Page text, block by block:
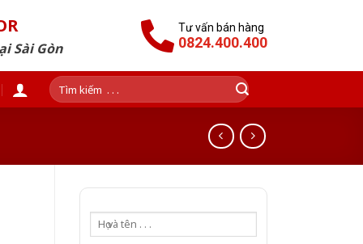
Sài Gòn
Tư vấn bán hàng
0824.400.400
Tìm
kiếm: